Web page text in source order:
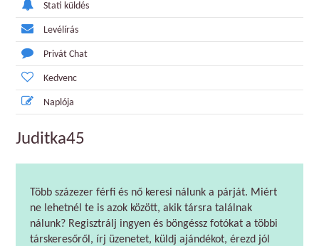
Stati küldés
Levélírás
Privát Chat
Kedvenc
Naplója
Juditka45
Több százezer férfi és nő keresi nálunk a párját. Miért
ne lehetnél te is azok között, akik társra találnak
nálunk? Regisztrálj ingyen és böngéssz fotókat a többi
társkeresőről, írj üzenetet, küldj ajándékot, érezd jól